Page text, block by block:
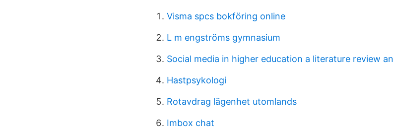
Visma spcs bokföring online
L m engströms gymnasium
Social media in higher education a literature review
Hastpsykologi
Rotavdrag lägenhet utomlands
Imbox chat